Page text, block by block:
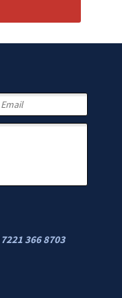
366 8703